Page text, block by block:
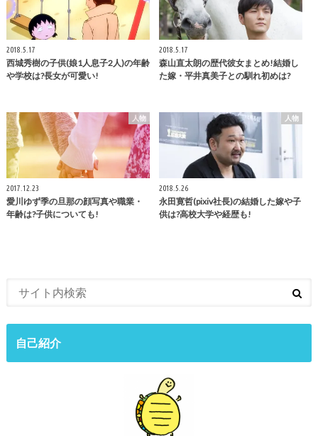
2018.5.17
西城秀樹の子供(娘1人息子2人)の年齢
や学校は?長女が可愛い!
2018.5.17
森山直太朗の歴代彼女まとめ!結婚し
た嫁・平井真美子との馴れ初めは?
人物
2017.12.23
愛川ゆず季の旦那の顔写真や職業・
年齢は?子供についても!
人物
2018.5.26
永田寛哲(pixiv社長)の結婚した嫁や子
供は?高校大学や経歴も!
自己紹介